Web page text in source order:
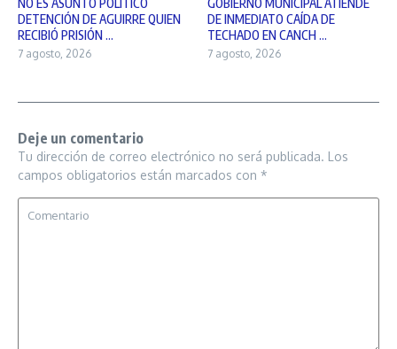
DETENCIÓN DE AGUIRRE QUIEN
RECIBIÓ PRISIÓN ...
7 agosto, 2026
DE INMEDIATO CAÍDA DE
TECHADO EN CANCH ...
7 agosto, 2026
Deje un comentario
Tu dirección de correo electrónico no será publicada. Los
campos obligatorios están marcados con *